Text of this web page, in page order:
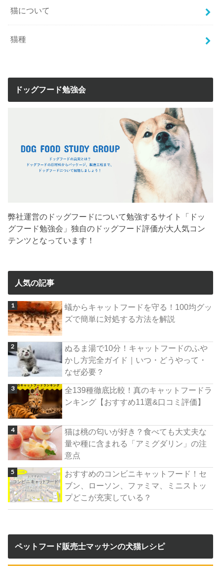
猫について
猫種
ドッグフード勉強会
弊社運営のドッグフードについて勉強するサイト「ドッ
グフード勉強会」独自のドッグフード評価が大人気コン
テンツとなっています！
人気の記事
蟻からキャットフードを守る！100均グッ
ズで簡単に対処する方法を解説
ぬるま湯で10分！キャットフードのふや
かし方完全ガイド｜いつ・どうやって・
なぜ必要？
全139種徹底比較！真のキャットフードラ
ンキング【おすすめ11選&口コミ評価】
猫は桃の匂いが好き？食べても大丈夫な
量や種に含まれる「アミグダリン」の注
意点
おすすめのコンビニキャットフード！セ
ブン、ローソン、ファミマ、ミニストッ
プどこが充実している？
ペットフード販売士マッサンの犬猫レシピ